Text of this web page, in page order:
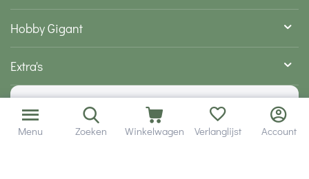
Hobby Gigant
Extra's
Wij zijn bereikbaar via
Menu Zoeken Winkelwagen Verlanglijst Account